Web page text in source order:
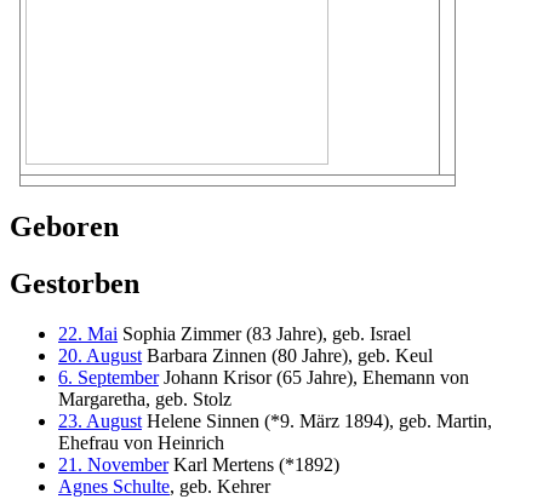
Geboren
Gestorben
22. Mai Sophia Zimmer (83 Jahre), geb. Israel
20. AugustBarbara Zinnen (80 Jahre), geb. Keul
6. SeptemberJohann Krisor (65 Jahre), Ehemann von
Margaretha, geb. Stolz
23. AugustHelene Sinnen (*9. März 1894), geb. Martin,
Ehefrau von Heinrich
21. NovemberKarl Mertens (*1892)
Agnes Schulte, geb. Kehrer